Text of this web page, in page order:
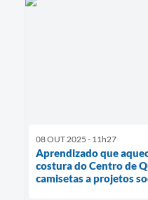
08 OUT 2025 - 11h27
Aprendizado que
costura do Centro de
camisetas a projetos